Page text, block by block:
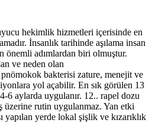
hekimlik hizmetleri içerisinde en
İnsanlık tarihinde aşılama insan
önemli adımlardan biri olmuştur.
ve neden olan
bakterisi zature, menejit ve
yol açabilir. En sık görülen 13
6 aylarda uygulanır. 12.. rapel dozu
üzerine rutin uygulanmaz. Yan etki
yapılan yerde lokal şişlik ve kızarıklık